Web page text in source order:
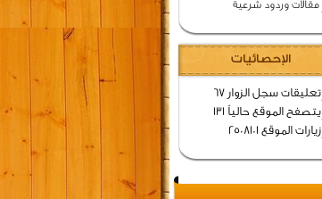
مقالات وردود شرعية
الإحصائيات
تعليقات سجل الزوار 67
يتصفح الموقع حالياً 131
زيارات الموقع 2508101